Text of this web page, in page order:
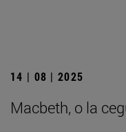
14 | 08 | 2025
Macbeth, o la